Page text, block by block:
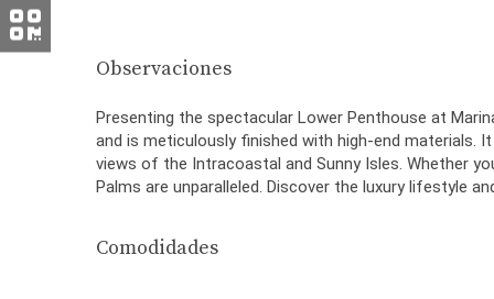
Observaciones
Presenting the spectacular Lower Penthouse at
and is meticulously finished with high-end materials.
views of the Intracoastal and Sunny Isles. Whether
Palms are unparalleled. Discover the luxury lifestyle
Comodidades